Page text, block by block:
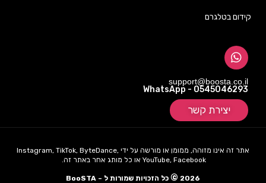
קידום בטלגרם
support@boosta.co.il
WhatsApp - 0545046293
יצירת קשר
אתר זה אינו מזוהה, ממומן או מורשה על ידי Instagram, TikTok, ByteDance,
YouTube, Facebook או כל מותג אחר באתר זה.
2026
© כל הזכויות שמורות ל – BooSTA